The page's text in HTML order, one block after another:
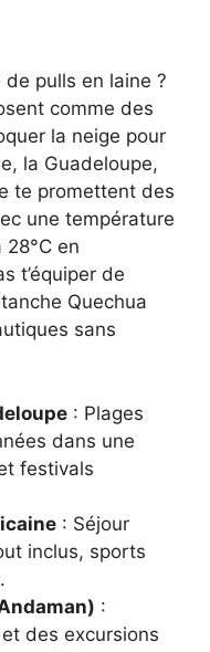
pulls en laine ?
comme des
la neige pour
la Guadeloupe,
te promettent des
une température
en
t’équiper de
Quechua
sans
: Plages
dans une
festivals
: Séjour
inclus, sports
:
des excursions